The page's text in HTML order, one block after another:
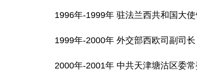
1996年-1999年 驻法兰西共和国大使
1999年-2000年 外交部西欧司副司长
2000年-2001年 中共天津塘沽区委常